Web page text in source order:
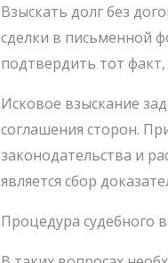
Взыскать долг без
сделки в письменной
подтвердить тот
Исковое взыскание
соглашения сторон.
законодательства и
является сбор
Процедура судебного